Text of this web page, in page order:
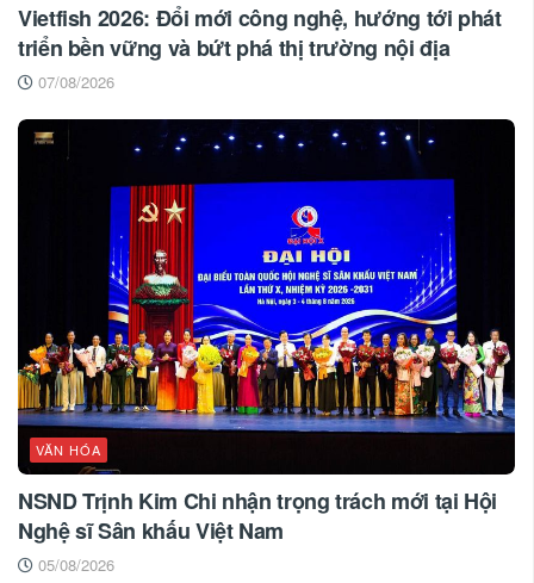
Vietfish 2026: Đổi mới công nghệ, hướng tới phát
triển bền vững và bứt phá thị trường nội địa
07/08/2026
VĂN HÓA
NSND Trịnh Kim Chi nhận trọng trách mới tại Hội
Nghệ sĩ Sân khấu Việt Nam
05/08/2026